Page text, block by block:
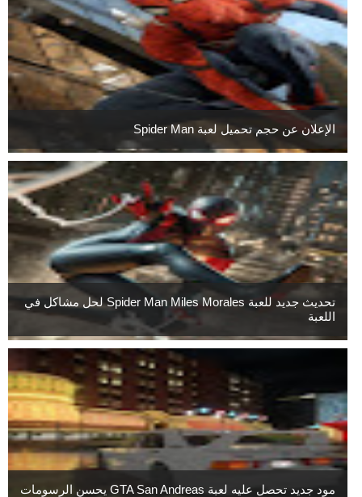
الإعلان عن حجم تحميل لعبة Spider Man
تحديث جديد للعبة Spider Man Miles Morales لحل مشاكل في
اللعبة
مود جديد تحصل عليه لعبة GTA San Andreas يحسن الرسومات